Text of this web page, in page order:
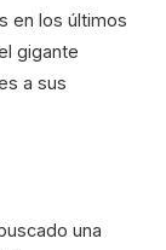
en los últimos
gigante
a sus
una